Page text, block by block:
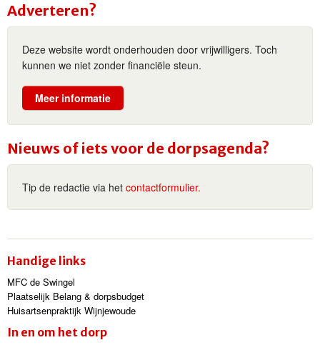
Adverteren?
Deze website wordt onderhouden door vrijwilligers. Toch
kunnen we niet zonder financiële steun.
Meer informatie
Nieuws of iets voor de dorpsagenda?
Tip de redactie via het contactformulier.
Handige links
MFC de Swingel
Plaatselijk Belang & dorpsbudget
Huisartsenpraktijk Wijnjewoude
In en om het dorp